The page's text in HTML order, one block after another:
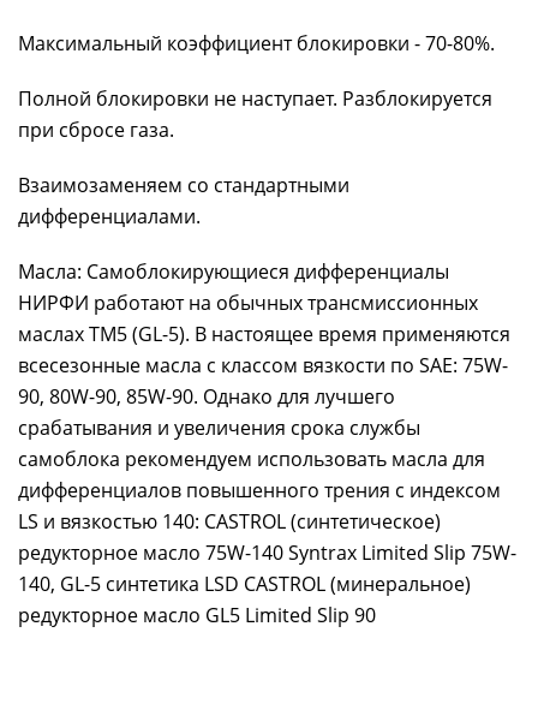
Максимальный коэффициент блокировки - 70-80%.
Полной блокировки не наступает. Разблокируется
при сбросе газа.
Взаимозаменяем со стандартными
дифференциалами.
Масла: Самоблокирующиеся дифференциалы
НИРФИ работают на обычных трансмиссионных
маслах TM5 (GL-5). В настоящее время применяются
всесезонные масла с классом вязкости по SAE: 75W-
90, 80W-90, 85W-90. Однако для лучшего
срабатывания и увеличения срока службы
самоблока рекомендуем использовать масла для
дифференциалов повышенного трения с индексом
LS и вязкостью 140: CASTROL (синтетическое)
редукторное масло 75W-140 Syntrax Limited Slip 75W-
140, GL-5 синтетика LSD CASTROL (минеральное)
редукторное масло GL5 Limited Slip 90